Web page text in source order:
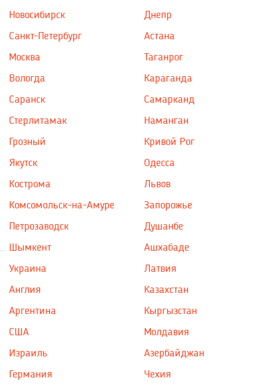
Новосибирск
Санкт-Петербург
Москва
Днепр
Астана
Таганрог
Вологда
Саранск
Стерлитамак
Грозный
Якутск
Кострома
Комсомольск-на-Амуре
Петрозаводск
Шымкент
Караганда
Самарканд
Наманган
Кривой Рог
Одесса
Львов
Запорожье
Душанбе
Ашхабаде
Украина
Англия
Аргентина
США
Израиль
Латвия
Казахстан
Кыргызстан
Молдавия
Азербайджан
Германия
Чехия